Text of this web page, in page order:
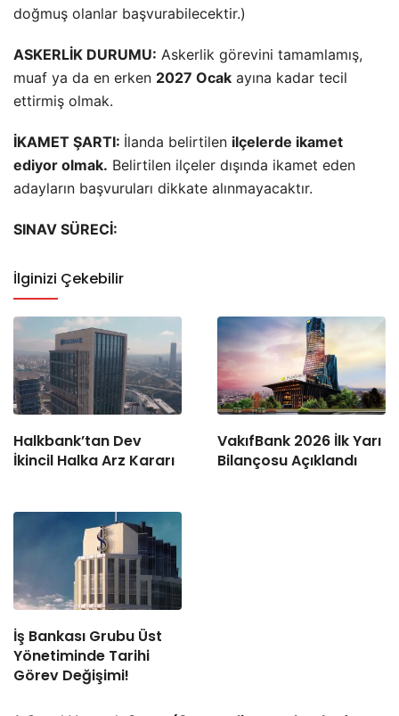
doğmuş olanlar başvurabilecektir.)
ASKERLİK DURUMU: Askerlik görevini tamamlamış,
muaf ya da en erken 2027 Ocak ayına kadar tecil
ettirmiş olmak.
İKAMET ŞARTI: İlanda belirtilen ilçelerde ikamet
ediyor olmak. Belirtilen ilçeler dışında ikamet eden
adayların başvuruları dikkate alınmayacaktır.
SINAV SÜRECİ:
İlginizi Çekebilir
Halkbank’tan Dev
İkincil Halka Arz Kararı
VakıfBank 2026 İlk Yarı
Bilançosu Açıklandı
İş Bankası Grubu Üst
Yönetiminde Tarihi
Görev Değişimi!